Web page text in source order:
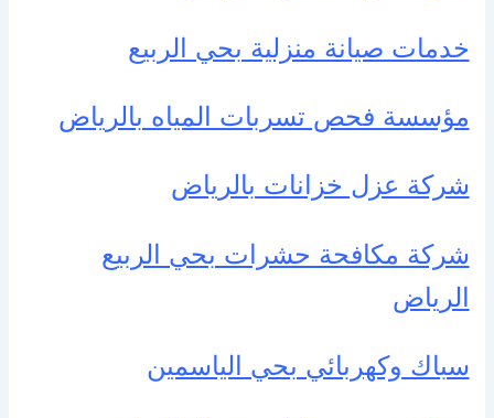
خدمات صيانة منزلية بحي الربيع
مؤسسة فحص تسربات المياه بالرياض
شركة عزل خزانات بالرياض
شركة مكافحة حشرات بحي الربيع
الرياض
سباك وكهربائي بحي الياسمين